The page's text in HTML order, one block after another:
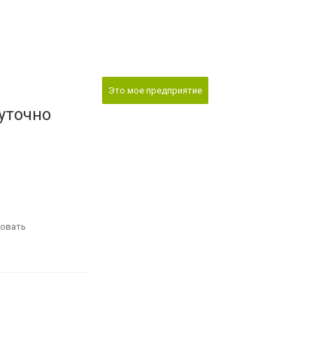
Это мое предприятие